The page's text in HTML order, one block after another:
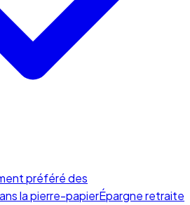
préféré des
la pierre-papierÉpargne retraite